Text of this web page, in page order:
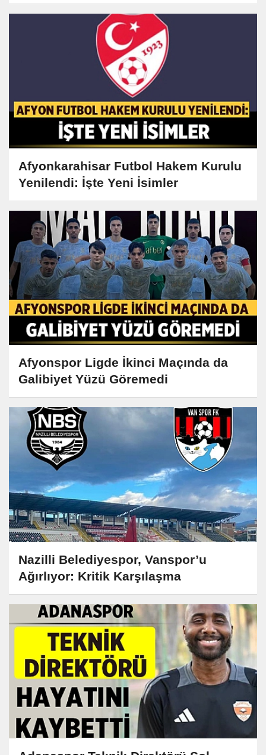
Afyonkarahisar Futbol Hakem Kurulu
Yenilendi: İşte Yeni İsimler
Afyonspor Ligde İkinci Maçında da
Galibiyet Yüzü Göremedi
Nazilli Belediyespor, Vanspor’u
Ağırlıyor: Kritik Karşılaşma